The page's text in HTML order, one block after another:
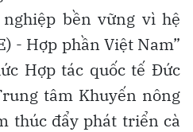
bền vững vì hệ
- Hợp phần Việt Nam”
Hợp tác quốc tế Đức
tâm Khuyến nông
thúc đẩy phát triển cà